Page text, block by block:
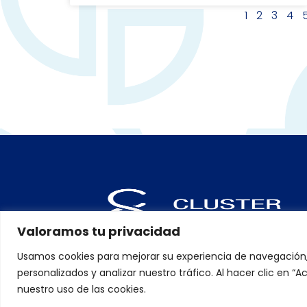
Valoramos tu privacidad
Usamos cookies para mejorar su experiencia de
personalizados y analizar nuestro tráfico. Al hacer clic en
nuestro uso de las cookies.
1 2 3 4